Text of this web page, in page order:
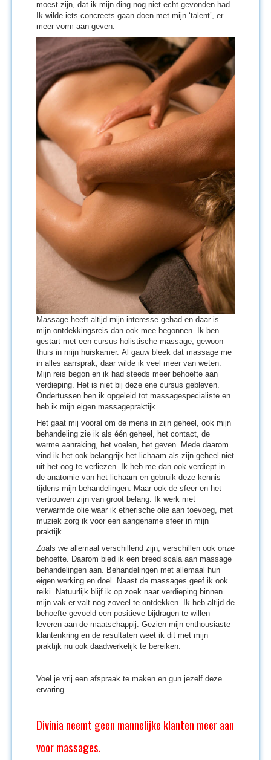
moest zijn, dat ik mijn ding nog niet echt gevonden had.
Ik wilde iets concreets gaan doen met mijn ‘talent’, er
meer vorm aan geven.
Massage heeft altijd mijn interesse gehad en daar is
mijn ontdekkingsreis dan ook mee begonnen. Ik ben
gestart met een cursus holistische massage, gewoon
thuis in mijn huiskamer. Al gauw bleek dat massage me
in alles aansprak, daar wilde ik veel meer van weten.
Mijn reis begon en ik had steeds meer behoefte aan
verdieping. Het is niet bij deze ene cursus gebleven.
Ondertussen ben ik opgeleid tot massagespecialiste en
heb ik mijn eigen massagepraktijk.
Het gaat mij vooral om de mens in zijn geheel, ook mijn
behandeling zie ik als één geheel, het contact, de
warme aanraking, het voelen, het geven. Mede daarom
vind ik het ook belangrijk het lichaam als zijn geheel niet
uit het oog te verliezen. Ik heb me dan ook verdiept in
de anatomie van het lichaam en gebruik deze kennis
tijdens mijn behandelingen. Maar ook de sfeer en het
vertrouwen zijn van groot belang. Ik werk met
verwarmde olie waar ik etherische olie aan toevoeg, met
muziek zorg ik voor een aangename sfeer in mijn
praktijk.
Zoals we allemaal verschillend zijn, verschillen ook onze
behoefte. Daarom bied ik een breed scala aan massage
behandelingen aan. Behandelingen met allemaal hun
eigen werking en doel. Naast de massages geef ik ook
reiki. Natuurlijk blijf ik op zoek naar verdieping binnen
mijn vak er valt nog zoveel te ontdekken. Ik heb altijd de
behoefte gevoeld een positieve bijdragen te willen
leveren aan de maatschappij. Gezien mijn enthousiaste
klantenkring en de resultaten weet ik dit met mijn
praktijk nu ook daadwerkelijk te bereiken.
Voel je vrij een afspraak te maken en gun jezelf deze
ervaring.
Divinia neemt geen mannelijke klanten meer aan
voor massages.